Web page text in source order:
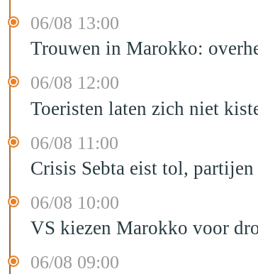
06/08 13:00
Trouwen in Marokko:
06/08 12:00
Toeristen laten zich niet
06/08 11:00
Crisis Sebta eist tol,
06/08 10:00
VS kiezen Marokko voor
06/08 09:00